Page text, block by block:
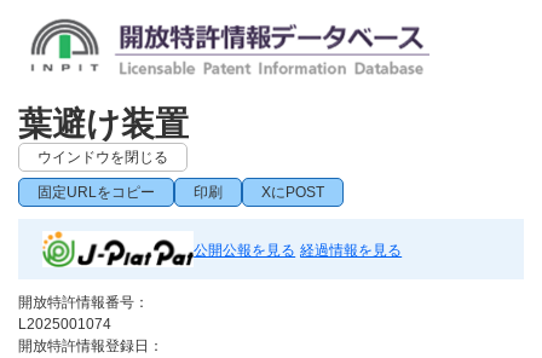
葉避け装置
ウインドウを閉じる
固定URLをコピー 印刷 XにPOST
公開公報を見る 経過情報を見る
開放特許情報番号：
L2025001074
開放特許情報登録日：